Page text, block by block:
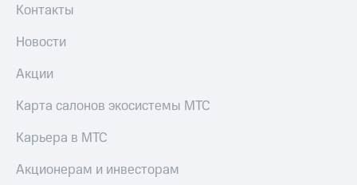
Контакты
Новости
Акции
Карта салонов экосистемы МТС
Карьера в МТС
Акционерам и инвесторам